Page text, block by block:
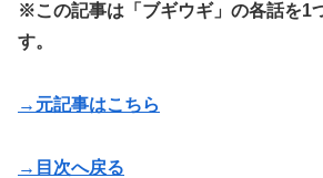
※この記事は「ブギウギ」の各話を1
す。
→元記事はこちら
→目次へ戻る